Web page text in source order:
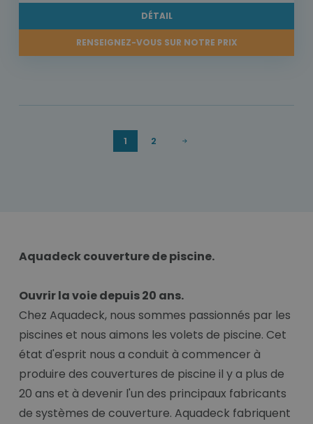
DÉTAIL
RENSEIGNEZ-VOUS SUR NOTRE PRIX
1 2
Aquadeck couverture de piscine.
Ouvrir la voie depuis 20 ans.
Chez Aquadeck, nous sommes passionnés par les
piscines et nous aimons les volets de piscine. Cet
état d'esprit nous a conduit à commencer à
produire des couvertures de piscine il y a plus de
20 ans et à devenir l'un des principaux fabricants
de systèmes de couverture. Aquadeck fabriquent